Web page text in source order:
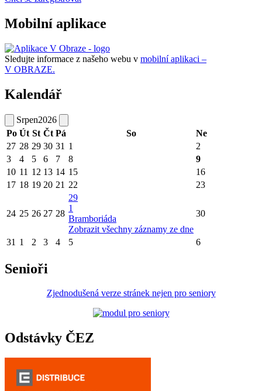
Mobilní aplikace
Sledujte informace z našeho webu v mobilní aplikaci –
V OBRAZE.
Kalendář
Srpen2026
Po Út St Čt Pá So
Ne
27 28 29 30 31 1
2
3
4 5 6 7 8
9
10 11 12 13 14 15
16
17 18 19 20 21 22 23
24 25 26 27 28
29
1
Bramboriáda
Zobrazit všechny záznamy ze dne
30
31 1 2 3 4 5 6
Senioři
Zjednodušená verze stránek nejen pro seniory
Odstávky ČEZ